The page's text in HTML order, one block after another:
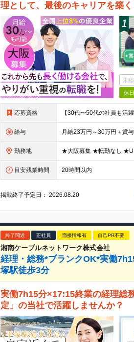
理として、最後のキャリアを築く
未
休
応募資格
給与
勤務地
目安残業時間 20時間以内
掲載終了予定日：2026.08.20
終了間近 正社員 面接情報有 自己PR不要
湘南ケーブルネットワーク株式会社
経理・総務*ブランクOK*実働
塚駅徒歩3分
実働7h15分×17:15終業の経理総
定」の当社で活躍しませんか？